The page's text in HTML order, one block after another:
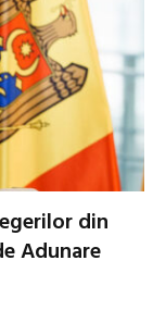
din
Adunare